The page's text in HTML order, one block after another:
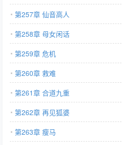
第257章 仙音高人
第258章 母女闲话
第259章 危机
第260章 救难
第261章 合道九重
第262章 再见狐婆
第263章 瘦马